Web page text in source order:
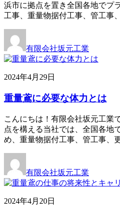
浜市に拠点を置き全国各地でプ
工事、重量物据付工事、管工事
有限会社坂元工業
2024年4月29日
重量鳶に必要な体力とは
こんにちは！有限会社坂元工業
点を構える当社では、全国各地
め、重量物据付工事、管工事、
有限会社坂元工業
2024年4月20日